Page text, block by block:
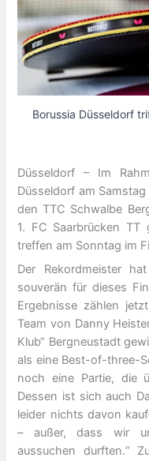
Borussia Düsseldorf
Düsseldorf – Im
Düsseldorf am
den TTC Schwalbe
1. FC Saarbrücken TT
treffen am Sonntag im
Der Rekordmeister
souverän für dieses
Ergebnisse zählen
Team von Danny
Klub“ Bergneustadt
als eine Best-of-three-
noch eine Partie, die
Dessen ist sich auch
leider nichts davon
– außer, dass wir
aussuchen durften.“